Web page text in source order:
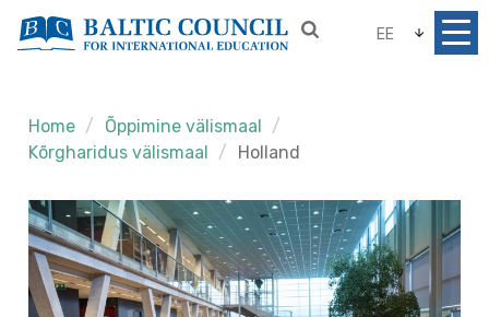
EE
Home
Õppimine välismaal
Kõrgharidus välismaal
Holland